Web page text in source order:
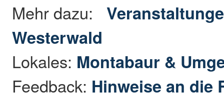
Mehr dazu:
Westerwald
Lokales: Montabaur &
Feedback: Hinweise an die